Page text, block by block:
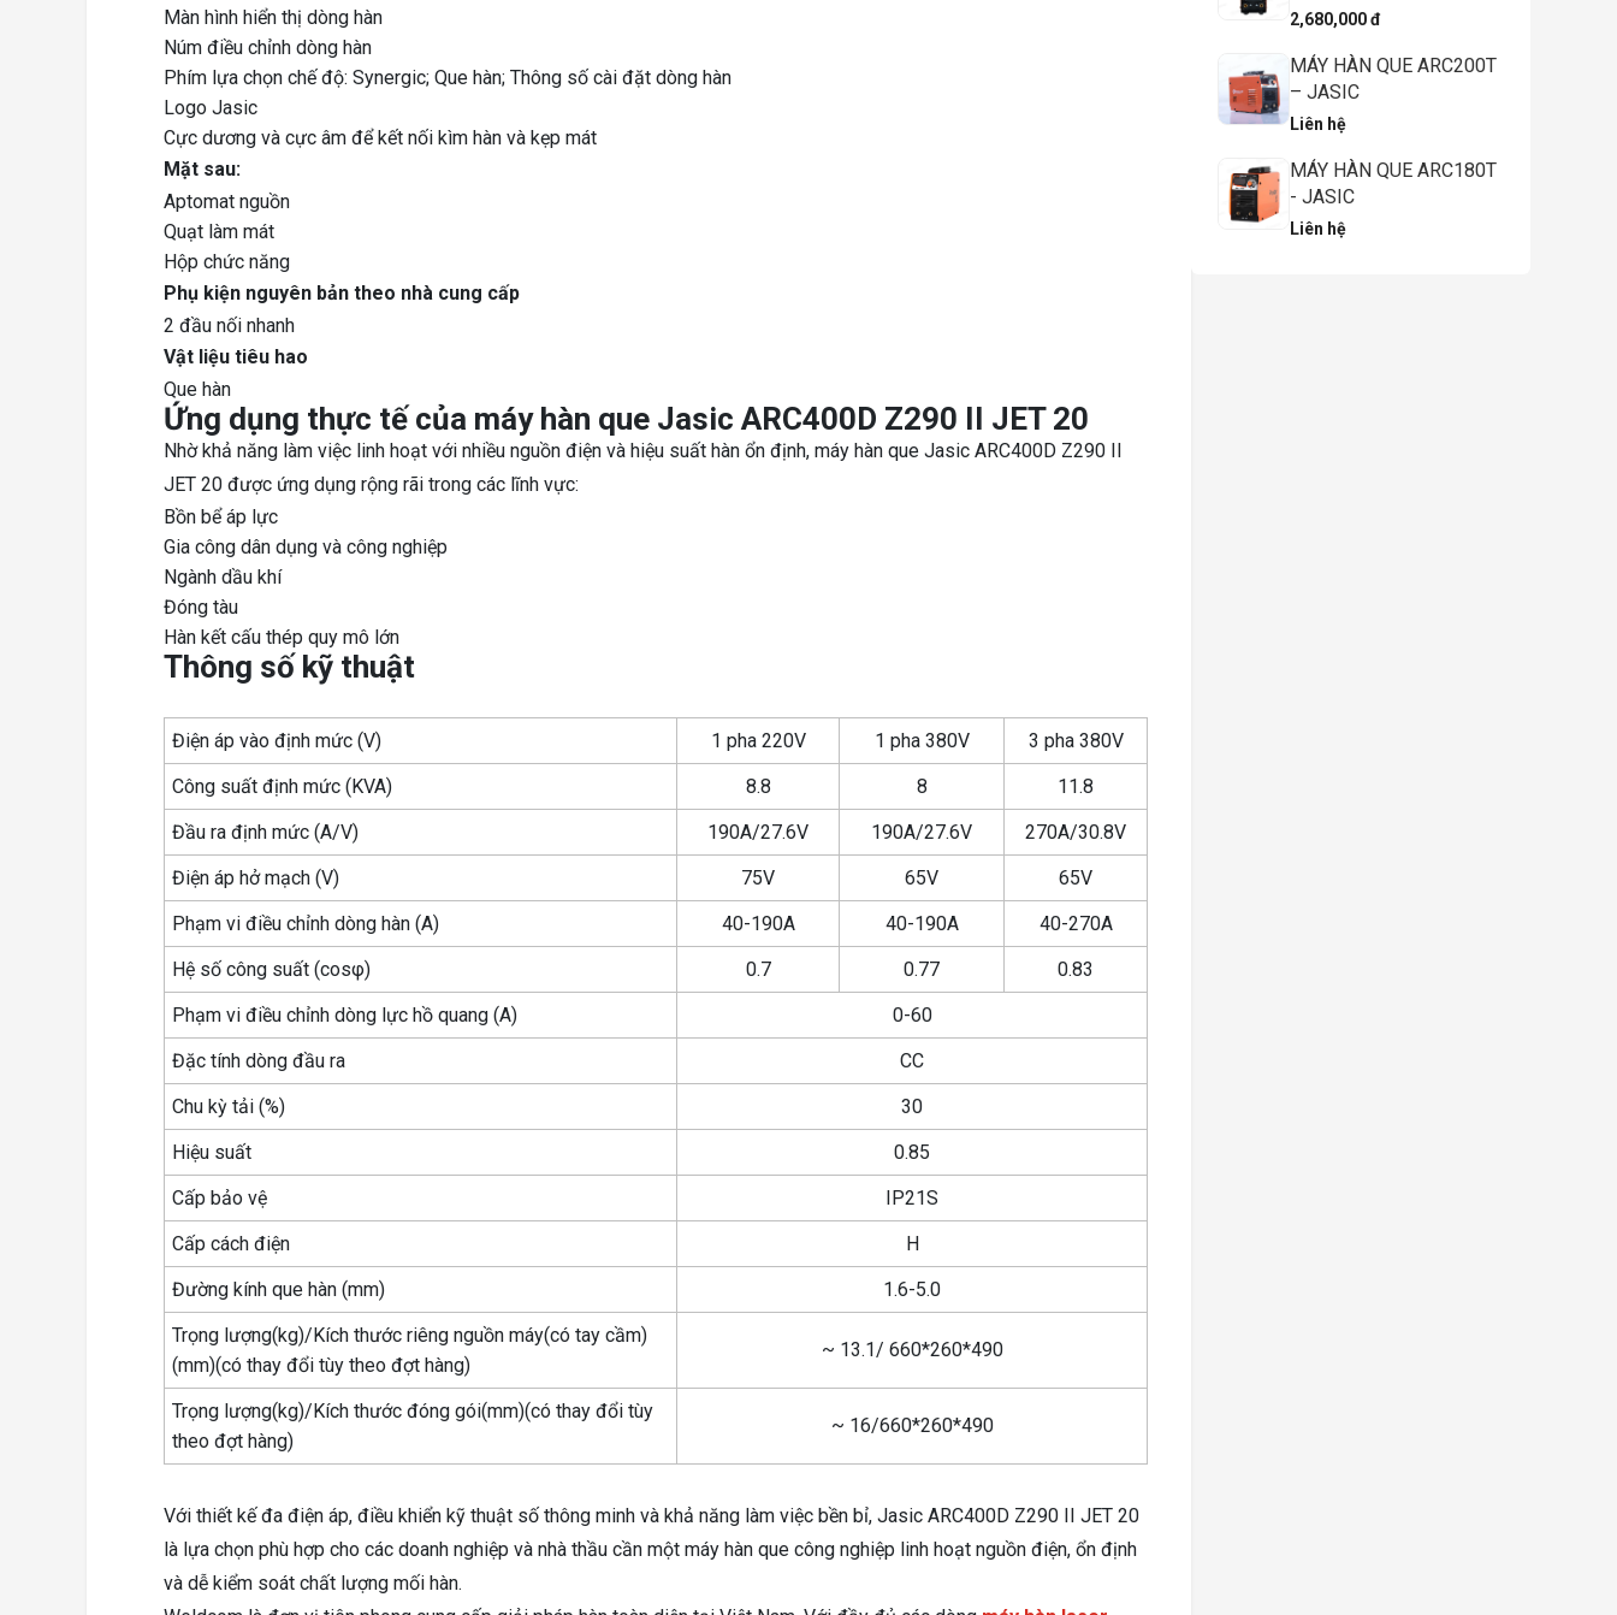
Màn hình hiển thị dòng hàn
Núm điều chỉnh dòng hàn
Phím lựa chọn chế độ: Synergic; Que hàn; Thông số cài đặt dòng hàn
Logo Jasic
Cực dương và cực âm để kết nối kìm hàn và kẹp mát
Mặt sau:
Aptomat nguồn
Quạt làm mát
Hộp chức năng
Phụ kiện nguyên bản theo nhà cung cấp
2 đầu nối nhanh
Vật liệu tiêu hao
Que hàn
Ứng dụng thực tế của máy hàn que Jasic ARC400D Z290 II JET 20
Nhờ khả năng làm việc linh hoạt với nhiều nguồn điện và hiệu suất hàn ổn định, máy hàn que Jasic ARC400D Z290 II
JET 20 được ứng dụng rộng rãi trong các lĩnh vực:
Bồn bể áp lực
Gia công dân dụng và công nghiệp
Ngành dầu khí
Đóng tàu
Hàn kết cấu thép quy mô lớn
Thông số kỹ thuật
Điện áp vào định mức (V) 1 pha 220V 1 pha 380V
3 pha 380V
Công suất định mức (KVA)
8.8 8
11.8
Đầu ra định mức (A/V)
190A/27.6V 190A/27.6V
270A/30.8V
Điện áp hở mạch (V)
75V 65V
65V
Phạm vi điều chỉnh dòng hàn (A)
40-190A 40-190A
40-270A
Hệ số công suất (cosφ)
0.7 0.77
0.83
Phạm vi điều chỉnh dòng lực hồ quang (A)
0-60
Đặc tính dòng đầu ra
CC
Chu kỳ tải (%)
30
Hiệu suất
0.85
Cấp bảo vệ
IP21S
Cấp cách điện
H
Đường kính que hàn (mm)
1.6-5.0
Trọng lượng(kg)/Kích thước riêng nguồn máy(có tay cầm)
(mm)(có thay đổi tùy theo đợt hàng)
~ 13.1/ 660*260*490
Trọng lượng(kg)/Kích thước đóng gói(mm)(có thay đổi tùy
theo đợt hàng)
~ 16/660*260*490
Với thiết kế đa điện áp, điều khiển kỹ thuật số thông minh và khả năng làm việc bền bỉ, Jasic ARC400D Z290 II JET 20
là lựa chọn phù hợp cho các doanh nghiệp và nhà thầu cần một máy hàn que công nghiệp linh hoạt nguồn điện, ổn định
và dễ kiểm soát chất lượng mối hàn.
2,680,000 đ
MÁY HÀN QUE ARC200T
– JASIC
Liên hệ
MÁY HÀN QUE ARC180T
- JASIC
Liên hệ